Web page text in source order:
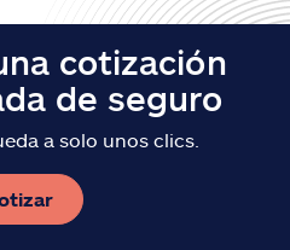
cotización
de seguro
a solo unos clics.